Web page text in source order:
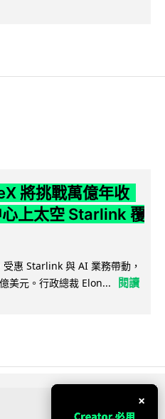
將挑戰萬億年收
上太空 Starlink 覆
惠 Starlink 與 AI 業務帶動，
美元。行政總裁 Elon...
閱讀
×